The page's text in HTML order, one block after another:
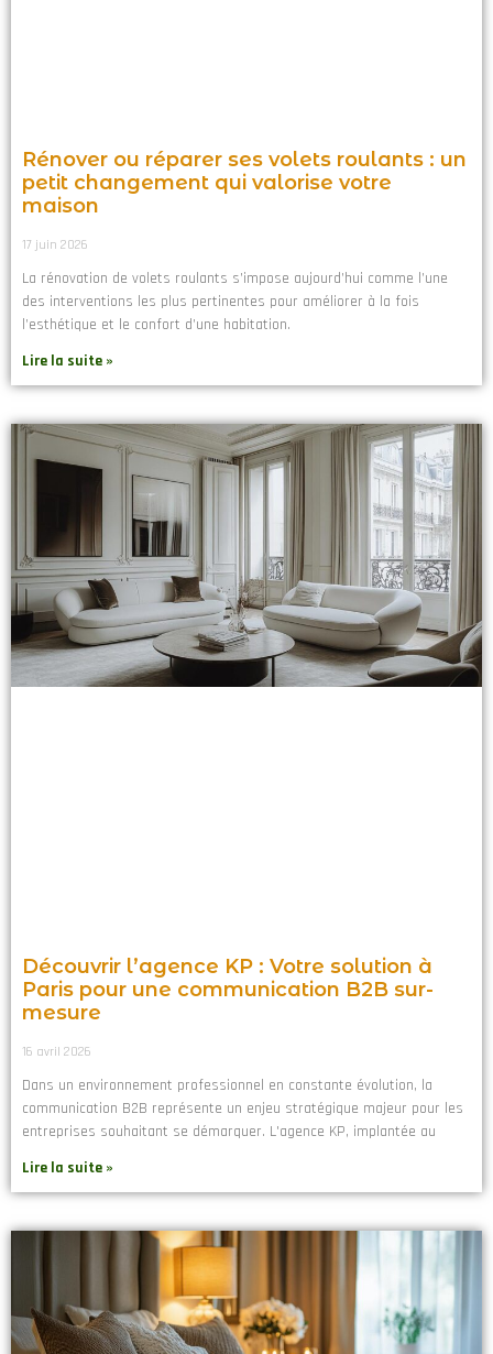
Rénover ou réparer ses volets roulants : un
petit changement qui valorise votre
maison
17 juin 2026
La rénovation de volets roulants s’impose aujourd’hui comme l’une
des interventions les plus pertinentes pour améliorer à la fois
l’esthétique et le confort d’une habitation.
Lire la suite »
Découvrir l’agence KP : Votre solution à
Paris pour une communication B2B sur-
mesure
16 avril 2026
Dans un environnement professionnel en constante évolution, la
communication B2B représente un enjeu stratégique majeur pour les
entreprises souhaitant se démarquer. L'agence KP, implantée au
Lire la suite »